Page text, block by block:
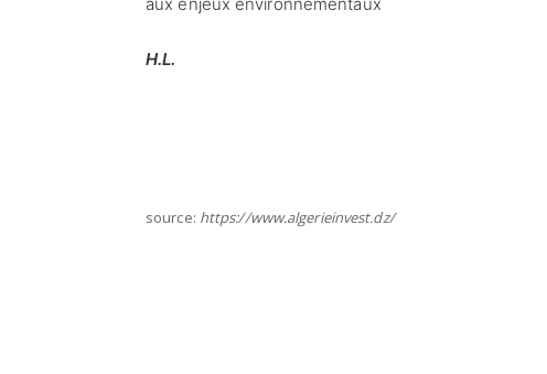
H.L.
source: https://www.algerieinvest.dz/